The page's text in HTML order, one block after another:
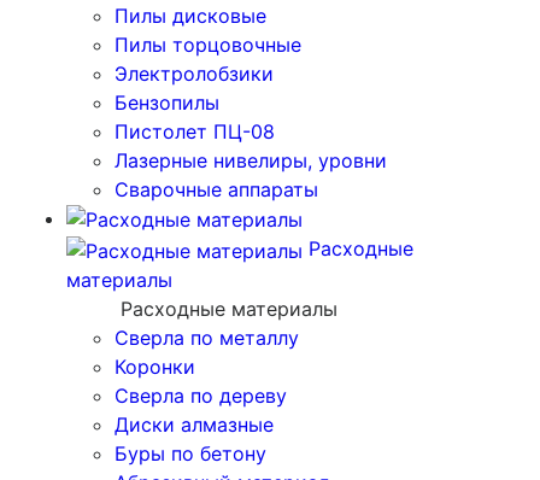
Пилы дисковые
Пилы торцовочные
Электролобзики
Бензопилы
Пистолет ПЦ-08
Лазерные нивелиры, уровни
Сварочные аппараты
Расходные
материалы
Расходные материалы
Сверла по металлу
Коронки
Сверла по дереву
Диски алмазные
Буры по бетону